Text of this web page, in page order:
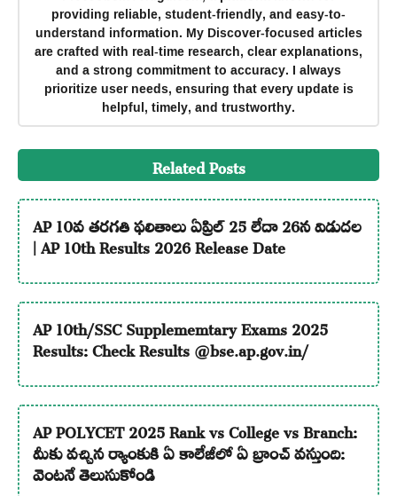
providing reliable, student-friendly, and easy-to-
understand information. My Discover-focused articles
are crafted with real-time research, clear explanations,
and a strong commitment to accuracy. I always
prioritize user needs, ensuring that every update is
helpful, timely, and trustworthy.
Related Posts
AP 10వ తరగతి ఫలితాలు ఏప్రిల్ 25 లేదా 26న విడుదల
| AP 10th Results 2026 Release Date
AP 10th/SSC Supplememtary Exams 2025
Results: Check Results @bse.ap.gov.in/
AP POLYCET 2025 Rank vs College vs Branch:
మీకు వచ్చిన ర్యాంకుకి ఏ కాలేజీలో ఏ బ్రాంచ్ వస్తుంది:
వెంటనే తెలుసుకోండి